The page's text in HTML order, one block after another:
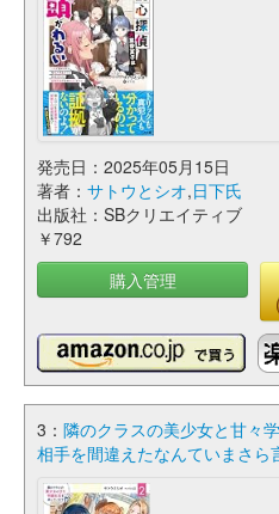
発売日：2025年05月15日
著者： サトウとシオ,日下氏
出版社：SBクリエイティブ
￥792
購入管理
3： 隣のクラスの美少女と甘々
相手を間違えたなんていまさら